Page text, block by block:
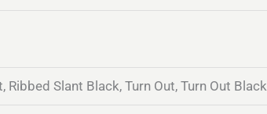
Slant Black, Turn Out, Turn Out Black